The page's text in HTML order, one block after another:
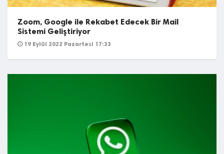
Zoom, Google ile Rekabet Edecek Bir Mail
Sistemi Geliştiriyor
19 Eylül 2022 Pazartesi 17:33